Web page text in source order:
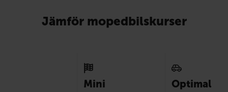
Jämför mopedbilskurser
Mini Optimal